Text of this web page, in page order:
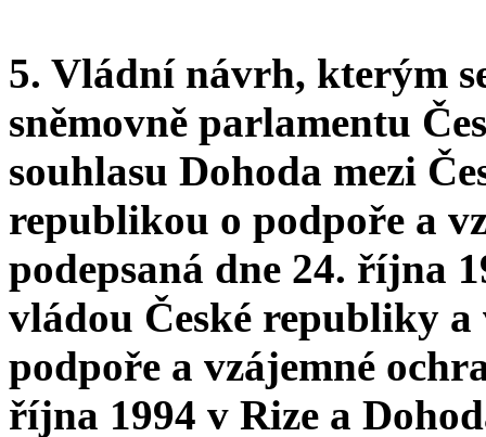
5. Vládní návrh, kterým
sněmovně parlamentu
souhlasu Dohoda mezi
republikou o podpoře a
podepsaná dne 24. října
vládou České republiky
podpoře a vzájemné
října 1994 v Rize a